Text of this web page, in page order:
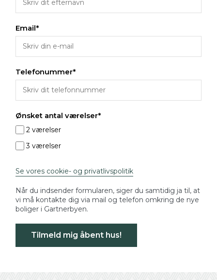
Email*
Telefonummer*
Ønsket antal værelser*
2 værelser
3 værelser
Se vores cookie- og privatlivspolitik
Når du indsender formularen, siger du samtidig ja til, at
vi må kontakte dig via mail og telefon omkring de nye
boliger i Gartnerbyen.
Tilmeld mig åbent hus!